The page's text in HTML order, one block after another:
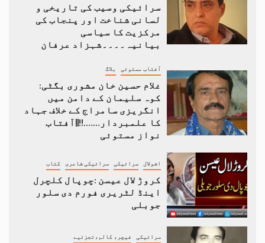
سرائیکی وسیب کی تاریخی و
لسانی شناخت اور پنجاب کی
مرکزیت کا سیاسی
بیانیہ۔۔۔۔شہزاد عرفان
آفتاب مستوئی بلاگ
غلام حسین خان مشوری بگٹی:
کوہ سلیمان کے دامن میں
انگریزی سامراج کے خلاف جہاد
کا علمبردار…….!!||آفتاب
نواز مستوئی
اشولال سرائیکی سرائیکی شاعری کتاب
کروڑ لال عیسن :چوپال کلچرل
اینڈ لٹریری فورم دی سلور
جوبلی
سرائیکی فیچر، کالم،تجزئیے